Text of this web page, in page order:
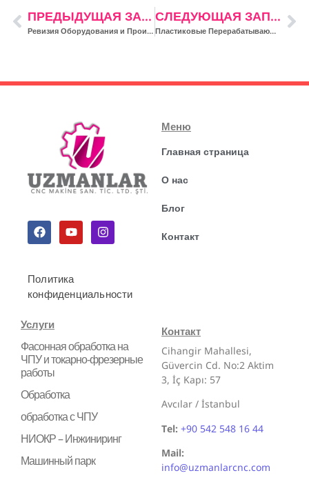
ПРЕДЫДУЩАЯ ЗАПИСЬ
Ревизия Оборудования и Производство Запасных Частей
СЛЕДУЮЩАЯ ЗАПИСЬ
Пластиковые Перерабатывающие Заводы: Выбор Машин и Запасных Частей
Политика
конфиденциальности
Меню
Главная страница
О нас
Блог
Контакт
Услуги
Фасонная обработка на
ЧПУ и токарно-фрезерные
работы
Обработка
обработка с ЧПУ
НИОКР – Инжиниринг
Машинный парк
Контакт
Cihangir Mahallesi,
Güvercin Cd. No:2 Aktim
3, İç Kapı: 57
Avcılar / İstanbul
Tel: +90 542 548 16 44
Mail:
info@uzmanlarcnc.com